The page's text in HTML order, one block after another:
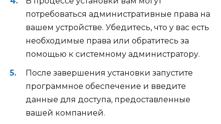
потребоваться административные права на
вашем устройстве. Убедитесь, что у вас есть
необходимые права или обратитесь за
помощью к системному администратору.
После завершения установки запустите
программное обеспечение и введите
данные для доступа, предоставленные
вашей компанией.